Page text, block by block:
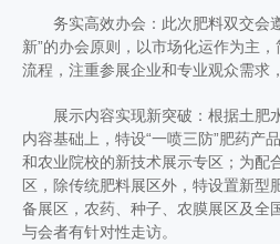
务实高效办会：此次肥料双交会遵
新”的办会原则，以市场化运作为主
流程，注重参展企业和专业观众需求
展示内容实现新突破：根据土肥
内容基础上，特设“一喷三防”肥药产
和农业院校的新技术展示专区；为配
区，除传统肥料展区外，特设置新型
备展区，农药、种子、农膜展区及全
与会者有针对性走访。